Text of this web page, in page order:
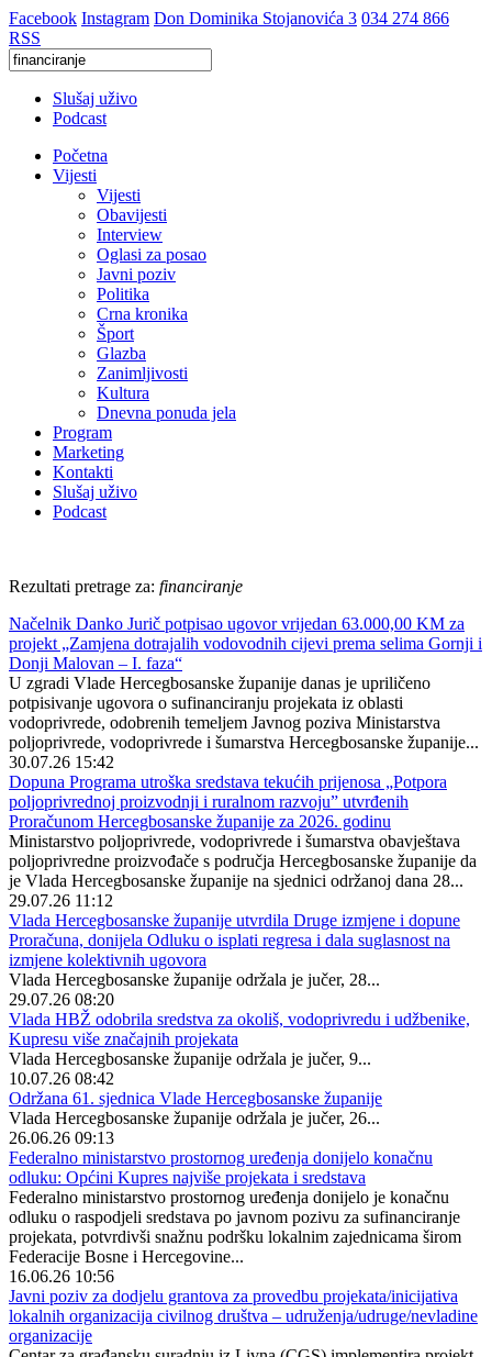
Facebook Instagram Don Dominika Stojanovića 3 034 274 866
RSS
Slušaj uživo
Podcast
Početna
Vijesti
Vijesti
Obavijesti
Interview
Oglasi za posao
Javni poziv
Politika
Crna kronika
Šport
Glazba
Zanimljivosti
Kultura
Dnevna ponuda jela
Program
Marketing
Kontakti
Slušaj uživo
Podcast
Rezultati pretrage za: financiranje
Načelnik Danko Jurič potpisao ugovor vrijedan 63.000,00 KM za
projekt „Zamjena dotrajalih vodovodnih cijevi prema selima Gornji i
Donji Malovan – I. faza“
U zgradi Vlade Hercegbosanske županije danas je upriličeno
potpisivanje ugovora o sufinanciranju projekata iz oblasti
vodoprivrede, odobrenih temeljem Javnog poziva Ministarstva
poljoprivrede, vodoprivrede i šumarstva Hercegbosanske županije...
30.07.26 15:42
Dopuna Programa utroška sredstava tekućih prijenosa „Potpora
poljoprivrednoj proizvodnji i ruralnom razvoju” utvrđenih
Proračunom Hercegbosanske županije za 2026. godinu
Ministarstvo poljoprivrede, vodoprivrede i šumarstva obavještava
poljoprivredne proizvođače s područja Hercegbosanske županije da
je Vlada Hercegbosanske županije na sjednici održanoj dana 28...
29.07.26 11:12
Vlada Hercegbosanske županije utvrdila Druge izmjene i dopune
Proračuna, donijela Odluku o isplati regresa i dala suglasnost na
izmjene kolektivnih ugovora
Vlada Hercegbosanske županije održala je jučer, 28...
29.07.26 08:20
Vlada HBŽ odobrila sredstva za okoliš, vodoprivredu i udžbenike,
Kupresu više značajnih projekata
Vlada Hercegbosanske županije održala je jučer, 9...
10.07.26 08:42
Održana 61. sjednica Vlade Hercegbosanske županije
Vlada Hercegbosanske županije održala je jučer, 26...
26.06.26 09:13
Federalno ministarstvo prostornog uređenja donijelo konačnu
odluku: Općini Kupres najviše projekata i sredstava
Federalno ministarstvo prostornog uređenja donijelo je konačnu
odluku o raspodjeli sredstava po javnom pozivu za sufinanciranje
projekata, potvrdivši snažnu podršku lokalnim zajednicama širom
Federacije Bosne i Hercegovine...
16.06.26 10:56
Javni poziv za dodjelu grantova za provedbu projekata/inicijativa
lokalnih organizacija civilnog društva – udruženja/udruge/nevladine
organizacije